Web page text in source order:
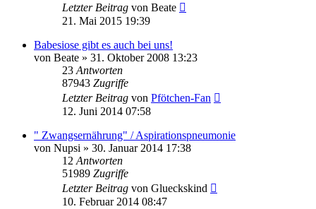
Letzter Beitrag von Beate
21. Mai 2015 19:39
Babesiose gibt es auch bei uns!
von Beate » 31. Oktober 2008 13:23
23 Antworten
87943 Zugriffe
Letzter Beitrag von Pfötchen-Fan
12. Juni 2014 07:58
" Zwangsernährung" / Aspirationspneumonie
von Nupsi » 30. Januar 2014 17:38
12 Antworten
51989 Zugriffe
Letzter Beitrag von Glueckskind
10. Februar 2014 08:47